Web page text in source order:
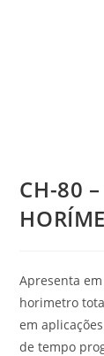
CH-80
Apresenta
horimetro
em
de tempo